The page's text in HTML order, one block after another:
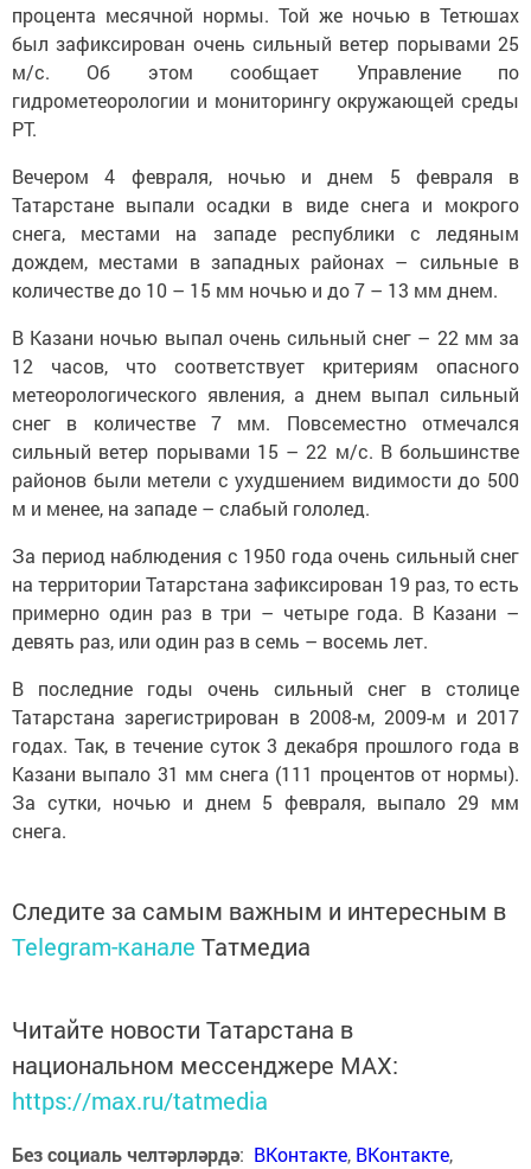
процента месячной нормы. Той же ночью в Тетюшах
был зафиксирован очень сильный ветер порывами 25
м/с. Об этом сообщает Управление по
гидрометеорологии и мониторингу окружающей среды
РТ.
Вечером 4 февраля, ночью и днем 5 февраля в
Татарстане выпали осадки в виде снега и мокрого
снега, местами на западе республики с ледяным
дождем, местами в западных районах – сильные в
количестве до 10 – 15 мм ночью и до 7 – 13 мм днем.
В Казани ночью выпал очень сильный снег – 22 мм за
12 часов, что соответствует критериям опасного
метеорологического явления, а днем выпал сильный
снег в количестве 7 мм. Повсеместно отмечался
сильный ветер порывами 15 – 22 м/с. В большинстве
районов были метели с ухудшением видимости до 500
м и менее, на западе – слабый гололед.
За период наблюдения с 1950 года очень сильный снег
на территории Татарстана зафиксирован 19 раз, то есть
примерно один раз в три – четыре года. В Казани –
девять раз, или один раз в семь – восемь лет.
В последние годы очень сильный снег в столице
Татарстана зарегистрирован в 2008-м, 2009-м и 2017
годах. Так, в течение суток 3 декабря прошлого года в
Казани выпало 31 мм снега (111 процентов от нормы).
За сутки, ночью и днем 5 февраля, выпало 29 мм
снега.
Следите за самым важным и интересным в
Telegram-канале Татмедиа
Читайте новости Татарстана в
национальном мессенджере MАХ:
https://max.ru/tatmedia
Без социаль челтәрләрдә: ВКонтакте, ВКонтакте,